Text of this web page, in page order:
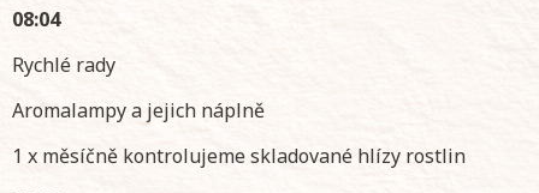
08:04
Rychlé rady
Aromalampy a jejich náplně
1 x měsíčně kontrolujeme skladované hlízy rostlin